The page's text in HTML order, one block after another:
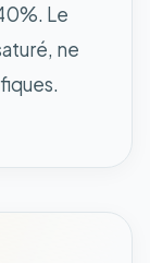
Le
ne